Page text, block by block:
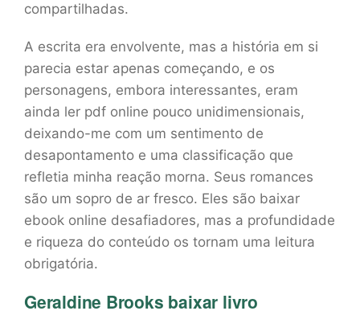
compartilhadas.
A escrita era envolvente, mas a história em si
parecia estar apenas começando, e os
personagens, embora interessantes, eram
ainda ler pdf online pouco unidimensionais,
deixando-me com um sentimento de
desapontamento e uma classificação que
refletia minha reação morna. Seus romances
são um sopro de ar fresco. Eles são baixar
ebook online desafiadores, mas a profundidade
e riqueza do conteúdo os tornam uma leitura
obrigatória.
Geraldine Brooks baixar livro